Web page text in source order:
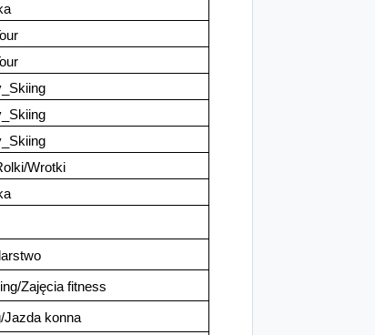
Wrotki
Zajęcia fitness
Jazda konna